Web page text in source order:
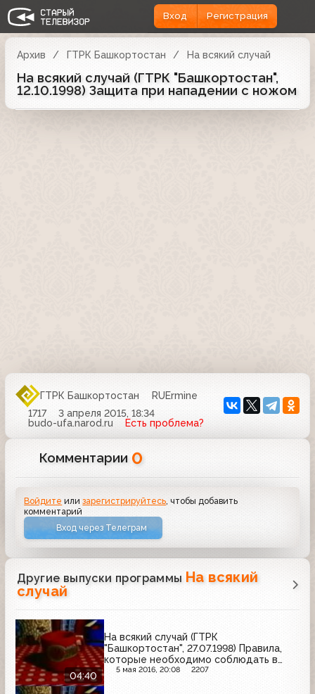
Вход Регистрация
Архив ГТРК Башкортостан На всякий случай
На всякий случай (ГТРК "Башкортостан",
12.10.1998) Защита при нападении с ножом
ГТРК Башкортостан
RUErmine
1717
3 апреля 2015, 18:34
budo-ufa.narod.ru
Есть проблема?
Комментарии 0
Войдите илизарегистрируйтесь , чтобы добавить
комментарий
Вход через Телеграм
Другие выпуски программы На всякий
случай
04:40
На всякий случай (ГТРК
"Башкортостан", 27.07.1998) Правила,
которые необходимо соблюдать в
городских условиях
5 мая 2016, 20:08 2207